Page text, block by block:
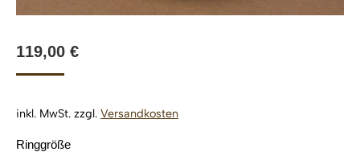
119,00 €
inkl. MwSt. zzgl. Versandkosten
Ringgröße